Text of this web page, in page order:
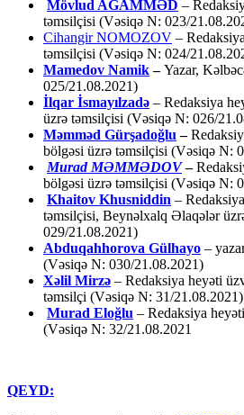
Mövlud AĞAMMƏD –
təmsilçisi (Vəsiqə N: 023/
Cihangir NOMOZOV –
təmsilçisi (Vəsiqə N: 024/
Mamedov Namik–Yazar,
025/21.08.2021)
İlqar İsmayılzadə – Redaksiya
üzrə təmsilçisi (Vəsiqə N: 026/
Məmməd Gürşadoğlu –
bölgəsi üzrə təmsilçisi (Vəsiqə N:
Murad MƏMMƏDOV –
bölgəsi üzrə təmsilçisi (Vəsiqə N:
Khaitov Khusniddin –
təmsilçisi, Beynəlxalq Əlaqələr
029/21.08.2021)
Abduqahhorova Gülhayo –
(Vəsiqə N: 030/21.08.2021)
Xəlil Mirzə – Redaksiya heyəti
təmsilçi (Vəsiqə N: 31/21.08.2021)
Murad Eloğlu – Redaksiya
(Vəsiqə N: 32/21.08.2021
QEYD: